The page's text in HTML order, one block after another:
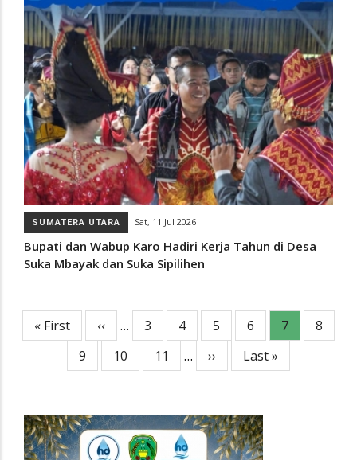
SUMATERA UTARA Sat, 11 Jul 2026
Bupati dan Wabup Karo Hadiri Kerja Tahun di Desa
Suka Mbayak dan Suka Sipilihen
Pagination
First
page
« First
Previous
page
‹‹ … Page
3 Page
4 Page
5 Page
6
Current
page
7 Page
8
Page
9 Page
10 Page
11 …
Next
page
››
Last
page
Last »